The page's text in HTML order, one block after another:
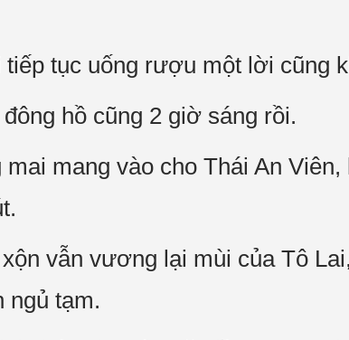
tục uống rượu một lời cũng
hồ cũng 2 giờ sáng rồi.
mang vào cho Thái An
vẫn vương lại mùi của Tô
ngủ tạm.